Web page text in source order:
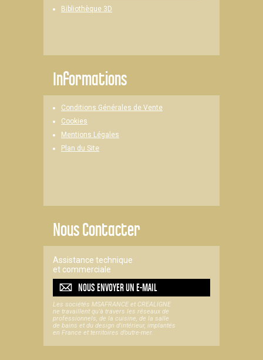
Bibliothèque 3D
Informations
Conditions Générales de Vente
Cookies
Mentions Légales
Plan du Site
Nous Contacter
Assistance technique
et commerciale
NOUS ENVOYER UNE-MAIL
Les sociétés MSAFRANCE et CREALIGNE
ne travaillent qu'à travers les réseaux de
professionnels, de la cuisine, de la salle
de bains et du design d'intérieur, implantés
en France et territoires d’outre-mer.